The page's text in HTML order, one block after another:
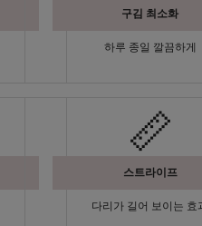
구김 최소화
하루 종일 깔끔하게
📏
스트라이프
다리가 길어 보이는 효